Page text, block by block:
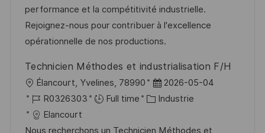
t
i
o
f
f
i
h
a
g
e
c
e
d
p
o
s
r
i
e
performance et la compétitivité industrielle.
Rejoignez-nous pour contribuer à l'excellence
opérationnelle de nos productions.
Technicien Méthodes et industrialisation F/H
o
c
a
Élancourt, Yvelines, 78990
D
a
e
2026-05-04
R
é
f
R0326303 Full time
C
t
Industrie
Elancourt
Nous recherchons un Technicien Méthodes et